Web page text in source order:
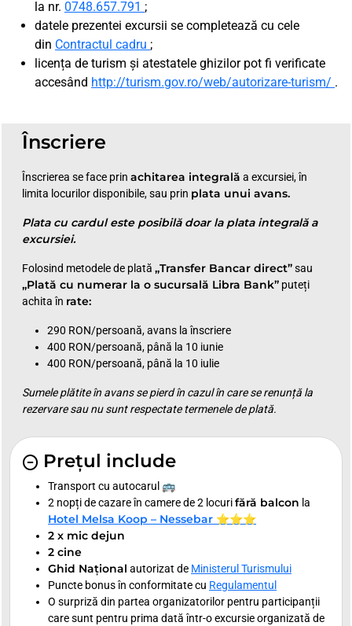
la nr. 0748.657.791 ;
datele prezentei excursii se completează cu cele
din Contractul cadru ;
licența de turism și atestatele ghizilor pot fi verificate
accesând http://turism.gov.ro/web/autorizare-turism/ .
Înscriere
Înscrierea se face prin achitarea integrală a excursiei, în
limita locurilor disponibile, sau prin plata unui avans.
Plata cu cardul este posibilă doar la plata integrală a
excursiei.
Folosind metodele de plată „Transfer Bancar direct”sau
„Plată cu numerar la o sucursală Libra Bank” puteți
achita în rate:
290 RON/persoană, avans la înscriere
400 RON/persoană, până la 10 iunie
400 RON/persoană, până la 10 iulie
Sumele plătite în avans se pierd în cazul în care se renunță la
rezervare sau nu sunt respectate termenele de plată.
Prețul include
Transport cu autocarul 🚌
2 nopți de cazare în camere de 2 locurifără balcon la
Hotel Melsa Koop – Nessebar ⭐⭐⭐
2 x mic dejun
2 cine
Ghid Național autorizat de Ministerul Turismului
Puncte bonus în conformitate cu Regulamentul
O surpriză din partea organizatorilor pentru participanții
care sunt pentru prima dată într-o excursie organizată de